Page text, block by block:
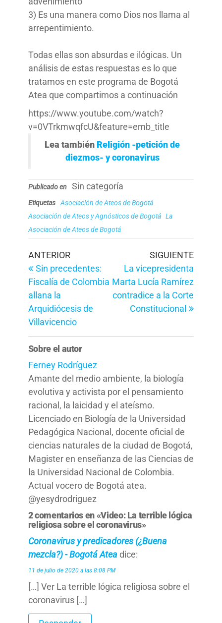
3) Es una manera como Dios nos llama al
arrepentimiento.
Todas ellas son absurdas e ilógicas. Un
análisis de estas respuestas es lo que
tratamos en este programa de Bogotá
Atea que compartimos a continuación
https://www.youtube.com/watch?
v=0VTrkmwqfcU&feature=emb_title
Lea también Religión -petición de
diezmos- y coronavirus
Publicado en Sin categoría
Etiquetas
Asociación de Ateos de Bogotá
Asociación de Ateos y Agnósticos de Bogotá La
Asociación de Ateos de Bogotá
Navegación
de
entradas
Entrada
anterior
ANTERIOR
Sin precedentes:
Fiscalía de Colombia
allana la
Arquidiócesis de
Villavicencio
SIGUIENTE
La vicepresidenta
Marta Lucía Ramírez
contradice a la Corte
Constitucional
Sobre el autor
Ferney Rodríguez
Amante del medio ambiente, la biología
evolutiva y activista por el pensamiento
racional, la laicidad y el ateísmo.
Licenciado en Biología de la Universidad
Pedagógica Nacional, docente oficial de
ciencias naturales de la ciudad de Bogotá,
Magister en enseñanza de las Ciencias de
la Universidad Nacional de Colombia.
Actual vocero de Bogotá atea.
@yesydrodriguez
2 comentarios en «Video: La terrible lógica
religiosa sobre el coronavirus»
Coronavirus y predicadores (¿Buena
mezcla?) - Bogotá Atea dice:
11 de julio de 2020 a las 8:08 PM
[…] Ver La terrible lógica religiosa sobre el
coronavirus […]